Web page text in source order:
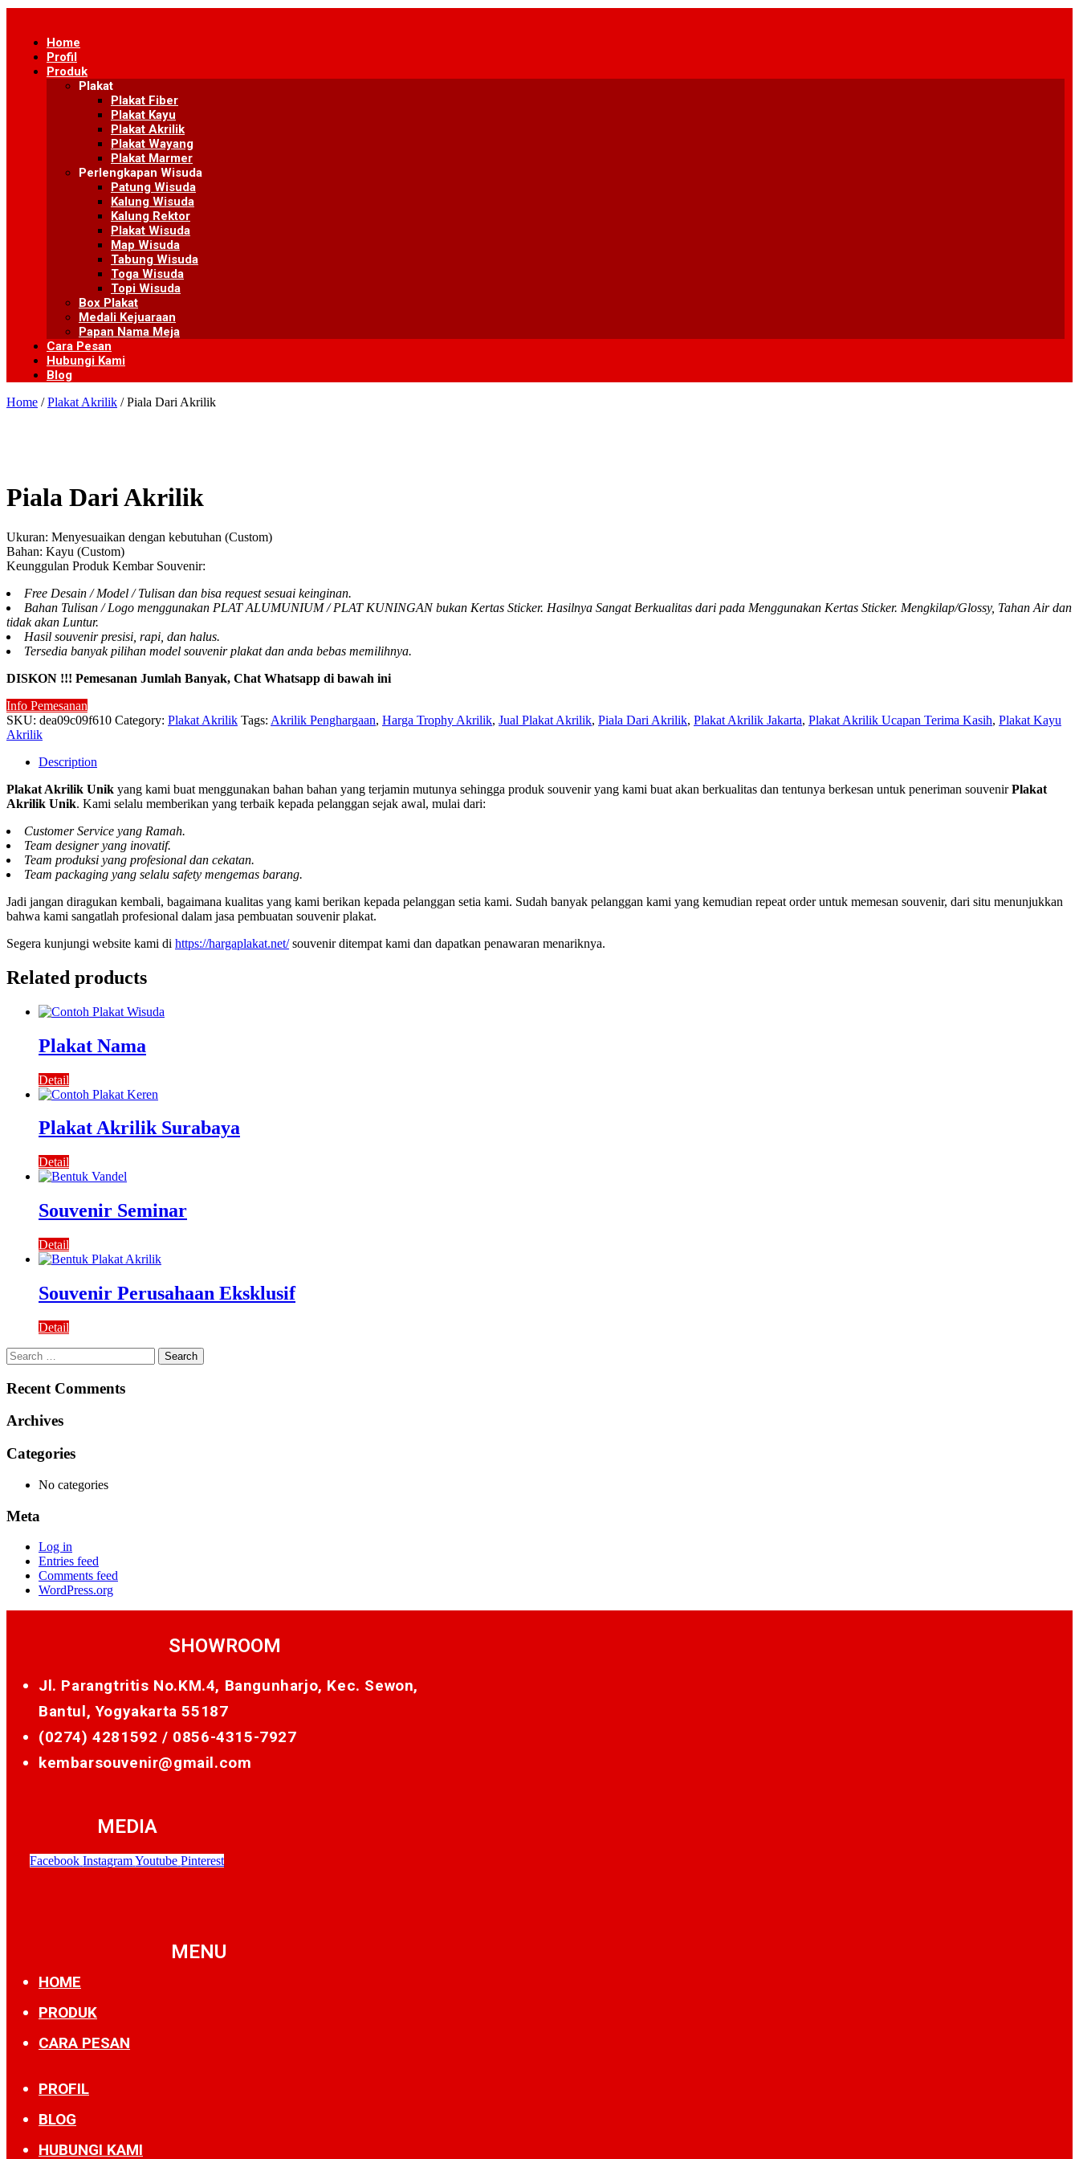
content
Home
Profil
Produk
Plakat
Plakat Fiber
Plakat Kayu
Plakat Akrilik
Plakat Wayang
Plakat Marmer
Perlengkapan Wisuda
Patung Wisuda
Kalung Wisuda
Kalung Rektor
Plakat Wisuda
Map Wisuda
Tabung Wisuda
Toga Wisuda
Topi Wisuda
Box Plakat
Medali Kejuaraan
Papan Nama Meja
Cara Pesan
Hubungi Kami
Blog
Home /Plakat Akrilik / Piala Dari Akrilik
Piala Dari Akrilik
Ukuran: Menyesuaikan dengan kebutuhan (Custom)
Bahan: Kayu (Custom)
Keunggulan Produk Kembar Souvenir:
Free Desain / Model / Tulisan dan bisa request sesuai keinginan.
Bahan Tulisan / Logo menggunakan PLAT ALUMUNIUM / PLAT KUNINGAN bukan Kertas Sticker. Hasilnya Sangat Berkualitas dari pada Menggunakan Kertas Sticker. Mengkilap/Glossy, Tahan Air dan
tidak akan Luntur.
Hasil souvenir presisi, rapi, dan halus.
Tersedia banyak pilihan model souvenir plakat dan anda bebas memilihnya.
DISKON !!! Pemesanan Jumlah Banyak, Chat Whatsapp di bawah ini
Info Pemesanan
SKU: dea09c09f610 Category: Plakat Akrilik Tags: Akrilik Penghargaan, Harga Trophy Akrilik, Jual Plakat Akrilik, Piala Dari Akrilik, Plakat Akrilik Jakarta, Plakat Akrilik Ucapan Terima Kasih, Plakat Kayu
Akrilik
Description
Plakat Akrilik Unik yang kami buat menggunakan bahan bahan yang terjamin mutunya sehingga produk souvenir yang kami buat akan berkualitas dan tentunya berkesan untuk peneriman souvenirPlakat
Akrilik Unik. Kami selalu memberikan yang terbaik kepada pelanggan sejak awal, mulai dari:
Customer Service yang Ramah.
Team designer yang inovatif.
Team produksi yang profesional dan cekatan.
Team packaging yang selalu safety mengemas barang.
Jadi jangan diragukan kembali, bagaimana kualitas yang kami berikan kepada pelanggan setia kami. Sudah banyak pelanggan kami yang kemudian repeat order untuk memesan souvenir, dari situ menunjukkan
bahwa kami sangatlah profesional dalam jasa pembuatan souvenir plakat.
Segera kunjungi website kami di https://hargaplakat.net/souvenir ditempat kami dan dapatkan penawaran menariknya.
Related products
Plakat Nama
Detail
Plakat Akrilik Surabaya
Detail
Souvenir Seminar
Detail
Souvenir Perusahaan Eksklusif
Detail
Search
for:
Recent Comments
Archives
Categories
No categories
Meta
Log in
Entries feed
Comments feed
WordPress.org
SHOWROOM
Jl. Parangtritis No.KM.4, Bangunharjo, Kec. Sewon,
Bantul, Yogyakarta 55187
(0274) 4281592 / 0856-4315-7927
kembarsouvenir@gmail.com
MEDIA
Facebook Instagram Youtube Pinterest
MENU
HOME
PRODUK
CARA PESAN
PROFIL
BLOG
HUBUNGI KAMI